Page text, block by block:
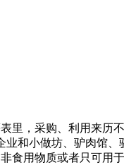
，采购、利用来历
和小做坊、驴肉馆
食用物质或者只可用